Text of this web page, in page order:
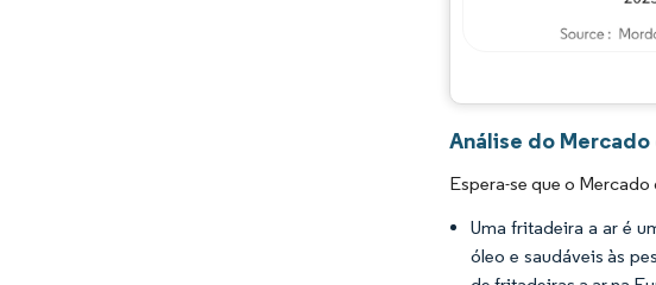
Análise do
Espera-se que o
Uma fritadeira a ar é
óleo e saudáveis às